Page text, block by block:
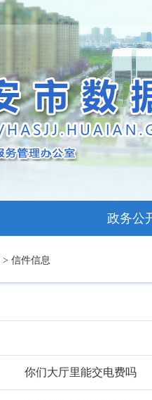
政务公
> 信件信息
你们大厅里能交电费吗